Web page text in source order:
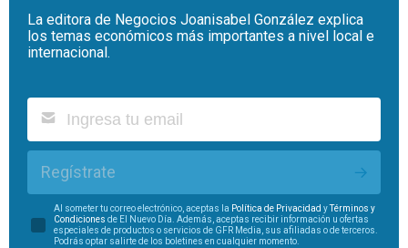
La editora de Negocios Joanisabel González explica
los temas económicos más importantes a nivel local e
internacional.
Regístrate
Al someter tu correo electrónico, aceptas la Política de Privacidad yTérminos y
Condiciones de El Nuevo Día. Además, aceptas recibir información u ofertas
especiales de productos o servicios de GFR Media, sus afiliadas o de terceros.
Podrás optar salirte de los boletines en cualquier momento.